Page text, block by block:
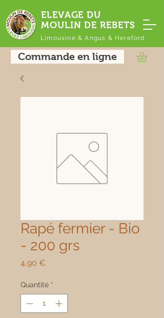
ELEVAGE DU
MOULIN DE REBETS
Limousine & Angus & Hereford
Commande en ligne
Rapé fermier - Bio
- 200 grs
4,90 €
Quantité *